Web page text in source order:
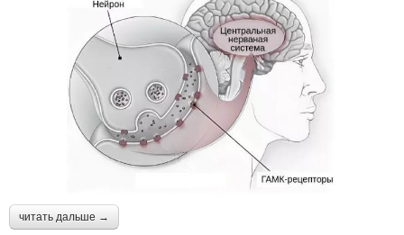
читать дальше →